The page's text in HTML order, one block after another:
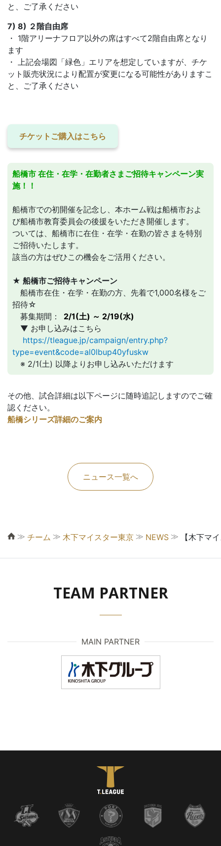
と、ご了承ください
7) 8) ２階自由席
・ 1階アリーナフロア以外の席はすべて2階自由席となり
ます
・ 上記会場図「緑色」エリアを想定していますが、チケ
ット販売状況により配置が変更になる可能性がありますこ
と、ご了承ください
チケットご購入はこちら
船橋市 在住・在学・在勤者さまご招待キャンペーン実
施！！
船橋市での初開催を記念し、本ホーム戦は船橋市およ
び船橋市教育委員会の後援をいただき開催します。
ついては、船橋市に在住・在学・在勤の皆さまを特別
ご招待いたします。
該当の方はぜひこの機会をご活用ください。
★ 船橋市ご招待キャンペーン
船橋市在住・在学・在勤の方、先着で1,000名様をご
招待☆
募集期間：
2/1(土) ～ 2/19(水)
▼ お申し込みはこちら
https://tleague.jp/campaign/entry.php?
type=event&code=al0lbup40yfuskw
※ 2/1(土) 以降よりお申し込みいただけます
その他、試合詳細は以下ページに随時追記しますのでご確
認ください。
船橋シリーズ詳細のご案内
ニュース一覧へ
≫ チーム ≫ 木下マイスター東京 ≫ NEWS ≫ 【木下マ
TEAM PARTNER
MAIN PARTNER